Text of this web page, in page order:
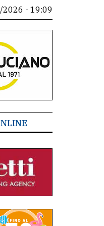
- 19:09